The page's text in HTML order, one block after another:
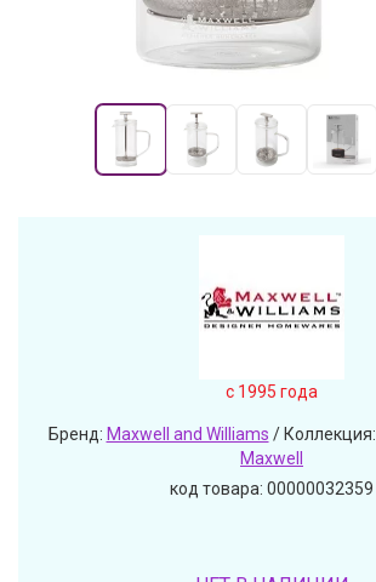
c 1995 года
Бренд: Maxwell and Williams / Коллекция:
Maxwell
код товара: 00000032359